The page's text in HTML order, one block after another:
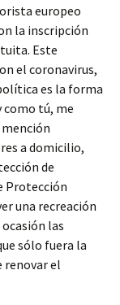
europeo
la inscripción
Este
el coronavirus,
es la forma
como tú, me
mención
a domicilio,
de
Protección
una recreación
las
sólo fuera la
renovar el